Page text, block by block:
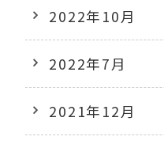
2022年10月
2022年7月
2021年12月